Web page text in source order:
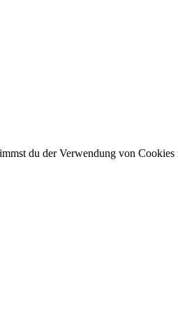
du der Verwendung von Cookies